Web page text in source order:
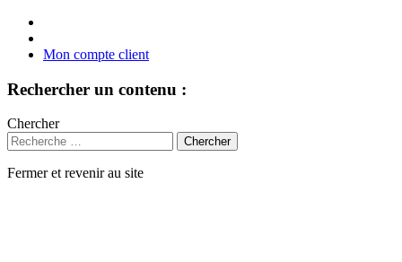
Mon compte client
Rechercher un contenu :
Chercher
Fermer et revenir au site